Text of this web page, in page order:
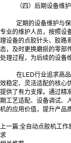
（四）后期设备维
定期的设备维护与
专业的维护人员，按照设
理设备的点胶针头、胶路
态，及时更换磨损的零部
处理过程，为后续的设备
在LED行业追求高
效稳定、灵活适配的核心
提供了有力支撑。通过精
期工艺适配、设备调试、
机的应用价值，提升产品
上一篇:全自动点胶机工作
求